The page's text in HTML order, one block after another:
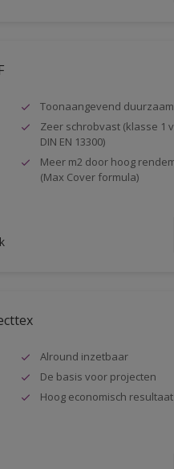
Toonaangevend duurzaam
Zeer schrobvast (klasse 1
DIN EN 13300)
Meer m2 door hoog
(Max Cover formula)
Alround inzetbaar
De basis voor projecten
Hoog economisch resultaat